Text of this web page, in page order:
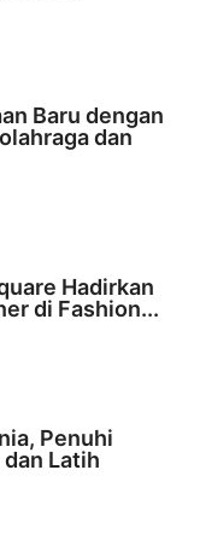
Baru dengan
dan
Hadirkan
di Fashion...
Penuhi
Latih